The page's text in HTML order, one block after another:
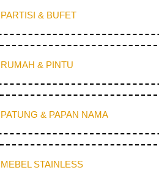
PARTISI & BUFET
RUMAH & PINTU
PATUNG & PAPAN NAMA
MEBEL STAINLESS